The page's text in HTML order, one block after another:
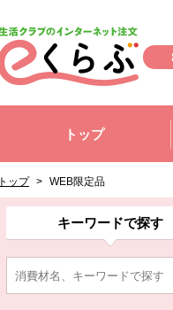
トップ
トップ > WEB限定品
ここから消費材検索メニュ
キーワードで探す
消費材検索メニューここまで
ここから本文です。
ここから組合員向けメニュ
組合員向けメニューここまで
ここから本文です。